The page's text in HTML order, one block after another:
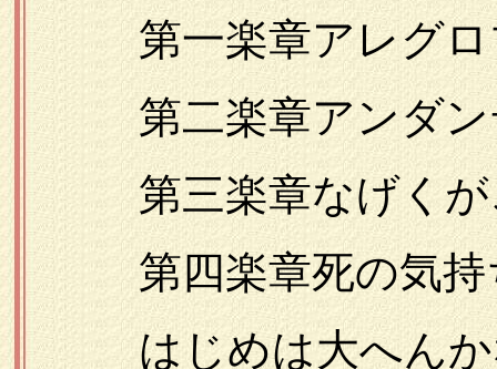
第一楽章アレグロブ
第二楽章アンダンテ
第三楽章なげくが
第四楽章死の気持
はじめは大へんか